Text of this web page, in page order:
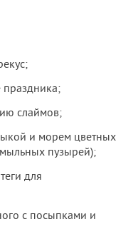
слаймов;
и морем цветных
мыльных пузырей);
для
с посыпками и